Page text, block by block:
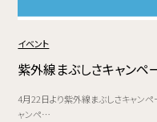
イベント
紫外線まぶしさキャンペ
4月22日より紫外線まぶしさキャンペ
ャンペ…